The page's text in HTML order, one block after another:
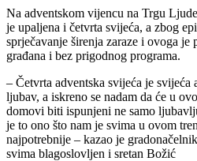
Na adventskom vijencu na Trgu
je upaljena i četvrta svijeća, a zbog
sprječavanje širenja zaraze i ovoga je
građana i bez prigodnog programa.
– Četvrta adventska svijeća je svijeća
ljubav, a iskreno se nadam da će u
domovi biti ispunjeni ne samo
je to ono što nam je svima u ovom
najpotrebnije – kazao je
svima blagoslovljen i sretan Božić